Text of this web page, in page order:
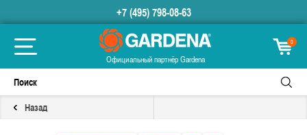
+7 (495) 798-08-63
Официальный партнёр Gardena
0
Назад